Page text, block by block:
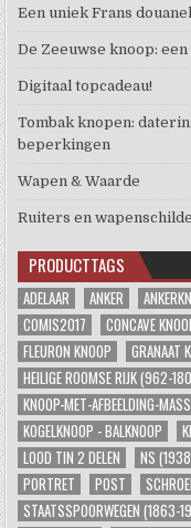
Een uniek Frans
De Zeeuwse knoop:
Digitaal topcadeau!
Tombak knopen:
beperkingen
Wapen & Waarde
Ruiters en
PRODUCTTAGS
ADELAAR ANKER
COMIS2017
CONCAVE
FLEURON KNOOP
GRANAAT
HEILIGE ROOMSE RIJK (962-
KNOOP-MET-AFBEELDING-
KOGELKNOOP - BALKNOOP
LOOD TIN 2 DELEN
NS
PORTRET
POST
STAATSSPOORWEGEN (1863-